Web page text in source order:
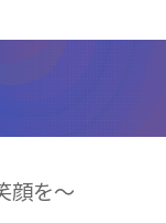
顔を～